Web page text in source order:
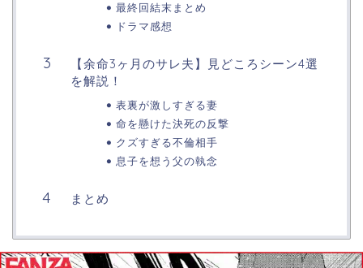
最終回結末まとめ
ドラマ感想
【余命3ヶ月のサレ夫】見どころシーン4選
を解説！
表裏が激しすぎる妻
命を懸けた決死の反撃
クズすぎる不倫相手
息子を想う父の執念
まとめ